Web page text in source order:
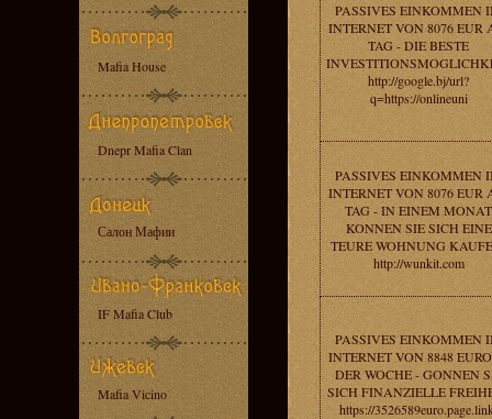
Mafia House
Dnepr Mafia Clan
Салон Мафии
IF Mafia Club
Mafia Vicino
PASSIVES EINKOMMEN
INTERNET VON 8076 EUR
TAG - DIE BESTE
http://google.bj/url?
q=https://onlineuni
PASSIVES EINKOMMEN
INTERNET VON 8076 EUR
TAG - IN EINEM MONAT
KONNEN SIE SICH EINE
TEURE WOHNUNG
http://wunkit.com
PASSIVES EINKOMMEN
INTERNET VON 8848
DER WOCHE - GONNEN
SICH FINANZIELLE
https://